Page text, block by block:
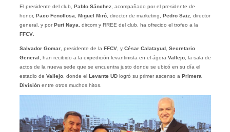
El presidente del club, Pablo Sánchez, acompañado por el presidente de
honor, Paco Fenollosa Miguel Miró, director de marketing, Pedro Saiz, director
general, y porPuri Naya , dircom y RREE del club, ha ofrecido el trofeo a la
FFCV.
Salvador Gomar, presidente de la FFCV, y César Calatayud, Secretario
General , han recibido a la expedición levantinista en el ágora Vallejo, la sala de
actos de la nueva sede que se encuentra justo donde se ubicó en su día el
estadio de Vallejo, donde el Levante UDlogró su primer ascenso a Primera
Divisiónentre otros muchos hitos.